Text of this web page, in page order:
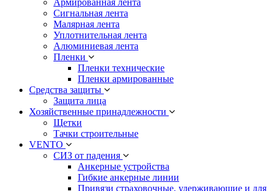
Армированная лента
Сигнальная лента
Малярная лента
Уплотнительная лента
Алюминиевая лента
Пленки
Пленки технические
Пленки армированные
Средства защиты
Защита лица
Хозяйственные принадлежности
Щетки
Тачки строительные
VENTO
СИЗ от падения
Анкерные устройства
Гибкие анкерные линии
Привязи страховочные, удерживающие и для